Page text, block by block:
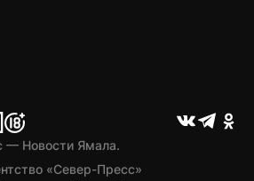
— Новости Ямала.
«Север-Пресс»